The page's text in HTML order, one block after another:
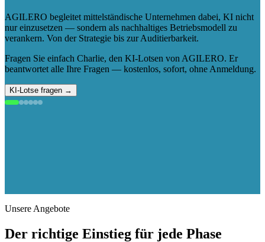
AGILERO begleitet mittelständische Unternehmen dabei, KI nicht
nur einzusetzen — sondern als nachhaltiges Betriebsmodell zu
verankern. Von der Strategie bis zur Auditierbarkeit.
Fragen Sie einfach Charlie, den KI-Lotsen von AGILERO. Er
beantwortet alle Ihre Fragen — kostenlos, sofort, ohne Anmeldung.
KI-Lotse fragen →
Unsere Angebote
Der richtige Einstieg für jede Phase